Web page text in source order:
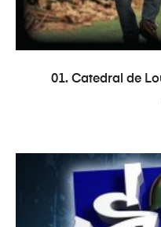
01. Catedral de